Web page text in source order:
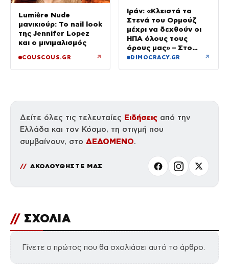
Lumière Nude
μανικιούρ: Το nail look
της Jennifer Lopez
και ο μινιμαλισμός
COUSCOUS.GR ↗
Ιράν: «Κλειστά τα
Στενά του Ορμούζ
μέχρι να δεχθούν οι
ΗΠΑ όλους τους
όρους μας» – Στο
τραπέζι συμφωνία για
DIMOCRACY.GR ↗
Δείτε όλες τις τελευταίες Ειδήσεις από την
Ελλάδα και τον Κόσμο, τη στιγμή που
συμβαίνουν, στο ΔΕΔΟΜΕΝΟ.
ΑΚΟΛΟΥΘΗΣΤΕ ΜΑΣ
// ΣΧΟΛΙΑ
Γίνετε ο πρώτος που θα σχολιάσει αυτό το άρθρο.